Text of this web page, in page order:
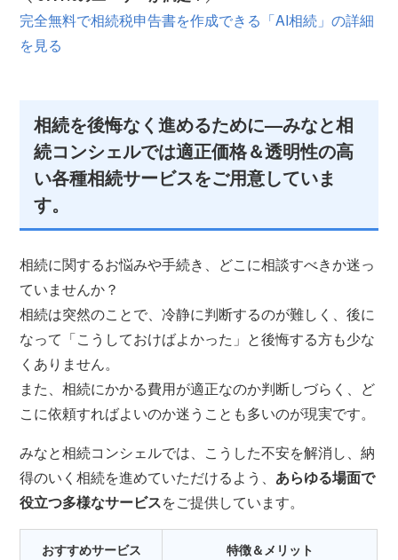
完全無料で相続税申告書を作成できる「AI相続」の詳細
を見る
相続を後悔なく進めるために—みなと相
続コンシェルでは適正価格＆透明性の高
い各種相続サービスをご用意していま
す。
相続に関するお悩みや手続き、どこに相談すべきか迷っ
ていませんか？
相続は突然のことで、冷静に判断するのが難しく、後に
なって「こうしておけばよかった」と後悔する方も少な
くありません。
また、相続にかかる費用が適正なのか判断しづらく、ど
こに依頼すればよいのか迷うことも多いのが現実です。
みなと相続コンシェルでは、こうした不安を解消し、納
得のいく相続を進めていただけるよう、 あらゆる場面で
役立つ多様なサービスをご提供しています。
おすすめサービス
特徴＆メリット